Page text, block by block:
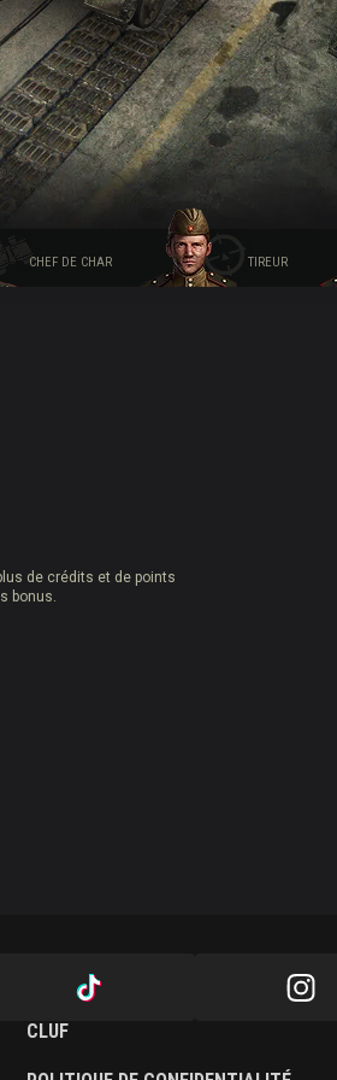
CHEF DE CHAR TIREUR
de crédits et de points
bonus.
CLUF